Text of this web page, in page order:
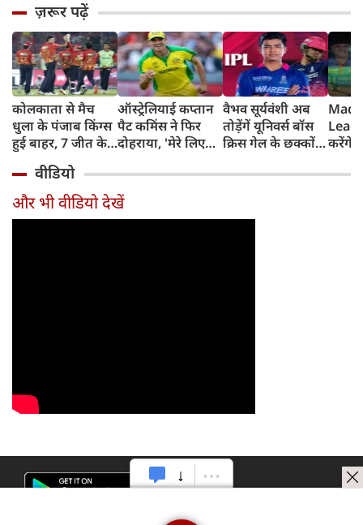
ज़रूर पढ़ें
कोलकाता से मैच
धुला के पंजाब किंग्स
हुई बाहर, 7 जीत के
ऑस्ट्रेलियाई कप्तान
पैट कमिंस ने फिर
दोहराया, 'मेरे लिए
वैभव सूर्यवंशी अब
तोड़ेंगें यूनिवर्स बॉस
क्रिस गेल के छक्कों
करेंगे
टीम में
वीडियो
और भी वीडियो देखें